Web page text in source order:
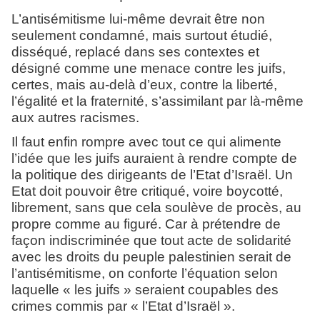
L’antisémitisme lui-même devrait être non
seulement condamné, mais surtout étudié,
disséqué, replacé dans ses contextes et
désigné comme une menace contre les juifs,
certes, mais au-delà d’eux, contre la liberté,
l’égalité et la fraternité, s’assimilant par là-même
aux autres racismes.
Il faut enfin rompre avec tout ce qui alimente
l’idée que les juifs auraient à rendre compte de
la politique des dirigeants de l’Etat d’Israël. Un
Etat doit pouvoir être critiqué, voire boycotté,
librement, sans que cela soulève de procès, au
propre comme au figuré. Car à prétendre de
façon indiscriminée que tout acte de solidarité
avec les droits du peuple palestinien serait de
l’antisémitisme, on conforte l’équation selon
laquelle « les juifs » seraient coupables des
crimes commis par « l’Etat d’Israël ».